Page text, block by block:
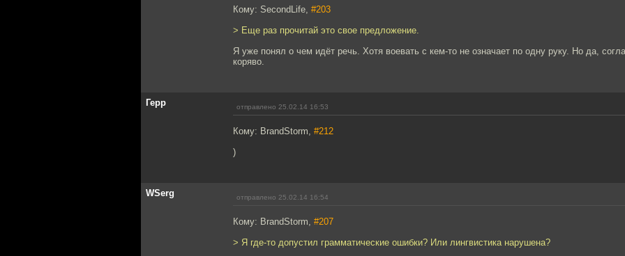
Кому: SecondLife, #203
> Еще раз прочитай это свое предложение.
Я уже понял о чем идёт речь. Хотя воевать с кем-то не означает по одну руку. Но да,
коряво.
Герр отправлено 25.02.14 16:53
Кому: BrandStorm, #212
)
WSerg отправлено 25.02.14 16:54
Кому: BrandStorm, #207
> Я где-то допустил грамматические ошибки? Или лингвистика нарушена?